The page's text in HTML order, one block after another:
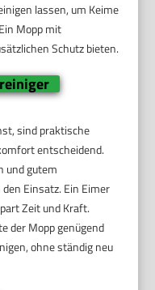
lassen, um Keime
Mopp mit
Schutz bieten.
sind praktische
entscheidend.
und gutem
Einsatz. Ein Eimer
Zeit und Kraft.
der Mopp genügend
ohne ständig neu